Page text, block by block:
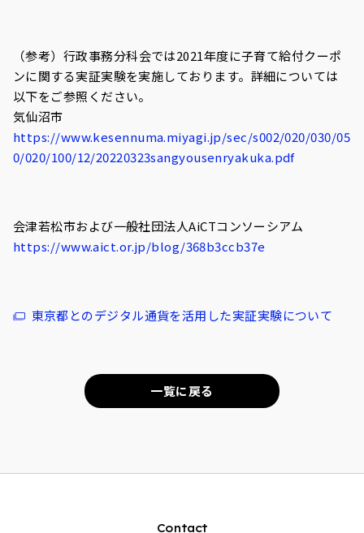
（参考） 行政事務分科会では2021年度に子育て給付クーポ
ンに関する実証実験を実施しております。詳細については
以下をご参照ください。
気仙沼市
https://www.kesennuma.miyagi.jp/sec/s002/020/030/05
0/020/100/12/20220323sangyousenryakuka.pdf
会津若松市および一般社団法人AiCTコンソーシアム
https://www.aict.or.jp/blog/368b3ccb37e
東京都とのデジタル通貨を活用した実証実験について
一覧に戻る
Contact